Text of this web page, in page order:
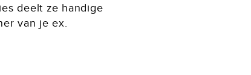
deelt ze handige
van je ex.